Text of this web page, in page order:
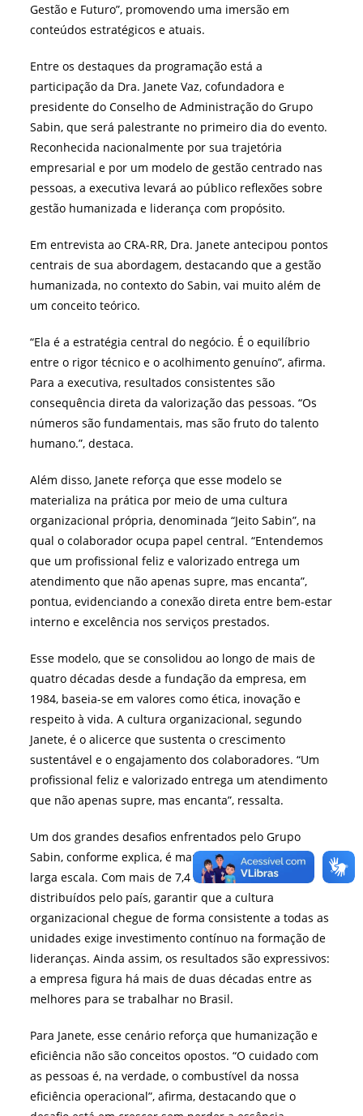
Gestão e Futuro”, promovendo uma imersão em
conteúdos estratégicos e atuais.
Entre os destaques da programação está a
participação da Dra. Janete Vaz, cofundadora e
presidente do Conselho de Administração do Grupo
Sabin, que será palestrante no primeiro dia do evento.
Reconhecida nacionalmente por sua trajetória
empresarial e por um modelo de gestão centrado nas
pessoas, a executiva levará ao público reflexões sobre
gestão humanizada e liderança com propósito.
Em entrevista ao CRA-RR, Dra. Janete antecipou pontos
centrais de sua abordagem, destacando que a gestão
humanizada, no contexto do Sabin, vai muito além de
um conceito teórico.
“Ela é a estratégia central do negócio. É o equilíbrio
entre o rigor técnico e o acolhimento genuíno”, afirma.
Para a executiva, resultados consistentes são
consequência direta da valorização das pessoas. “Os
números são fundamentais, mas são fruto do talento
humano.”, destaca.
Além disso, Janete reforça que esse modelo se
materializa na prática por meio de uma cultura
organizacional própria, denominada “Jeito Sabin”, na
qual o colaborador ocupa papel central. “Entendemos
que um profissional feliz e valorizado entrega um
atendimento que não apenas supre, mas encanta”,
pontua, evidenciando a conexão direta entre bem-estar
interno e excelência nos serviços prestados.
Esse modelo, que se consolidou ao longo de mais de
quatro décadas desde a fundação da empresa, em
1984, baseia-se em valores como ética, inovação e
respeito à vida. A cultura organizacional, segundo
Janete, é o alicerce que sustenta o crescimento
sustentável e o engajamento dos colaboradores. “Um
profissional feliz e valorizado entrega um atendimento
que não apenas supre, mas encanta”, ressalta.
Um dos grandes desafios enfrentados pelo Grupo
Sabin, conforme explica, é manter essa essência em
larga escala. Com mais de 7,4 mil colaboradores
distribuídos pelo país, garantir que a cultura
organizacional chegue de forma consistente a todas as
unidades exige investimento contínuo na formação de
lideranças. Ainda assim, os resultados são expressivos:
a empresa figura há mais de duas décadas entre as
melhores para se trabalhar no Brasil.
Para Janete, esse cenário reforça que humanização e
eficiência não são conceitos opostos. “O cuidado com
as pessoas é, na verdade, o combustível da nossa
eficiência operacional”, afirma, destacando que o